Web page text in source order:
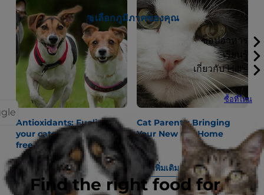
เลือกภูมิภาคของคุณ
ช็อปอาหาร
เรียนรู้
เกี่ยวกับ Hill's
ซื้อที่ไหน
Find the right food for
Antioxidants: Fueling
your cats fight against
free radicals
อ่านเพิ่มเติม
Cat Parents: Bringing
Your New Cat Home
อ่านเพิ่มเติม